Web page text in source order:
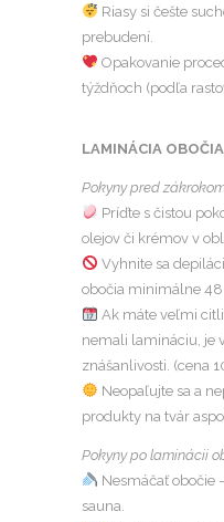
Riasy si češte
prebudení.
Opakovanie
týždňoch (podľa
LAMINÁCIA OBOČIA
Pokyny pred
Príďte s čistou
olejov či krémov v
Vyhnite sa
obočia minimálne
Ak máte veľmi
nemali lamináciu, je
znášanlivosti. (cena
Neopaľujte sa a
produkty na tvár
Pokyny po laminácii
Nesmáčať obočie
sauna.